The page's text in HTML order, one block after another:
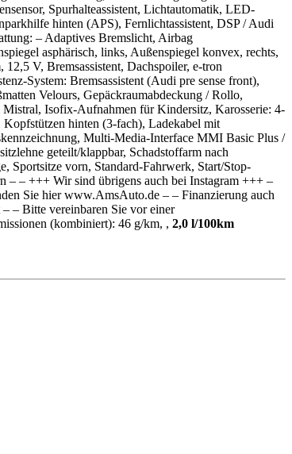
Spurhalteassistent, Lichtautomatik, LED-
hinten (APS), Fernlichtassistent, DSP / Audi
– Adaptives Bremslicht, Airbag
asphärisch, links, Außenspiegel konvex, rechts,
V, Bremsassistent, Dachspoiler, e-tron
System: Bremsassistent (Audi pre sense front),
Velours, Gepäckraumabdeckung / Rollo,
Isofix-Aufnahmen für Kindersitz, Karosserie: 4-
hinten (3-fach), Ladekabel mit
Multi-Media-Interface MMI Basic Plus /
geteilt/klappbar, Schadstoffarm nach
Sportsitze vorn, Standard-Fahrwerk, Start/Stop-
– – +++ Wir sind übrigens auch bei Instagram +++ –
Sie hier www.AmsAuto.de – – Finanzierung auch
– Bitte vereinbaren Sie vor einer
(kombiniert): 46 g/km, , 2,0 l/100km